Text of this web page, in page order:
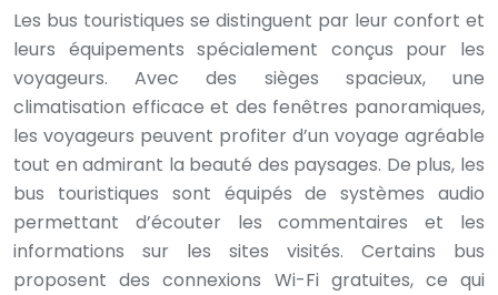
Les bus touristiques se distinguent par leur confort et
leurs équipements spécialement conçus pour les
voyageurs. Avec des sièges spacieux, une
climatisation efficace et des fenêtres panoramiques,
les voyageurs peuvent profiter d’un voyage agréable
tout en admirant la beauté des paysages. De plus, les
bus touristiques sont équipés de systèmes audio
permettant d’écouter les commentaires et les
informations sur les sites visités. Certains bus
proposent des connexions Wi-Fi gratuites, ce qui